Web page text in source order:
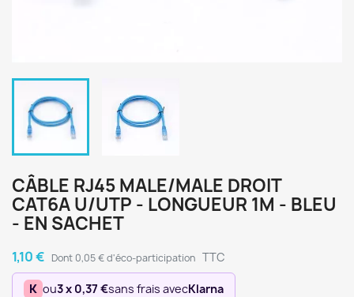
CÂBLE RJ45 MALE/MALE DROIT
CAT6A U/UTP - LONGUEUR 1M - BLEU
- EN SACHET
1,10 € Dont 0,05 € d'éco-participation TTC
K ou3 x 0,37 €sans frais avecKlarna